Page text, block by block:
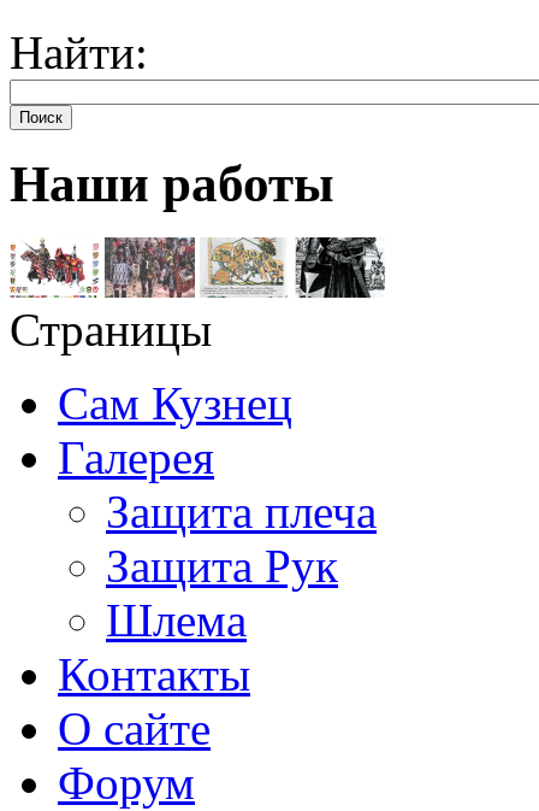
Найти:
Поиск
Наши работы
Страницы
Сам Кузнец
Галерея
Защита плеча
Защита Рук
Шлема
Контакты
О сайте
Форум